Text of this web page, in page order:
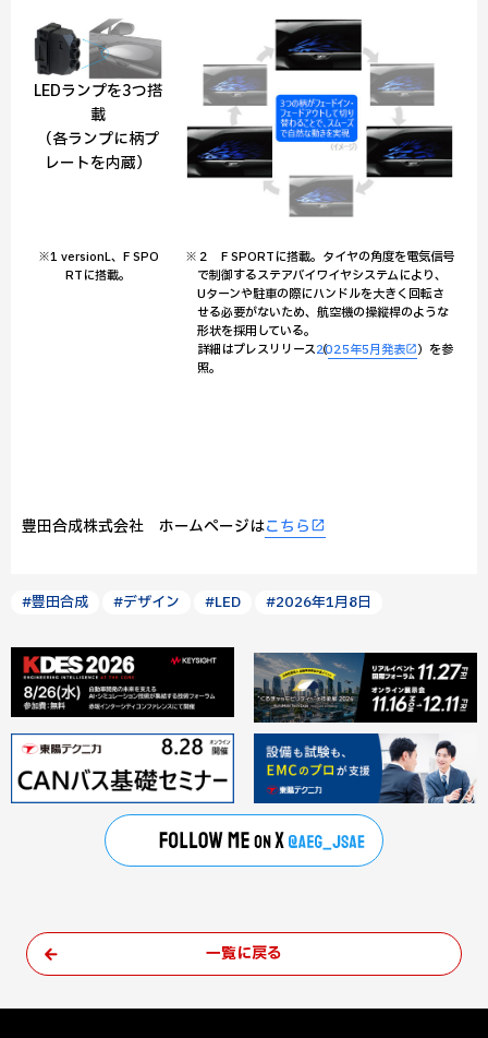
LEDランプを3つ搭
載
（各ランプに柄プ
レートを内蔵）
※1 versionL、F SPO
RTに搭載。
※２ F SPORTに搭載。タイヤの角度を電気信号
で制御するステアバイワイヤシステムにより、
Uターンや駐車の際にハンドルを大きく回転さ
せる必要がないため、航空機の操縦桿のような
形状を採用している。
詳細はプレスリリース（2025年5月発表
）を参
照。
豊田合成株式会社 ホームページはこちら
#豊田合成 #デザイン #LED #2026年1月8日
一覧に戻る